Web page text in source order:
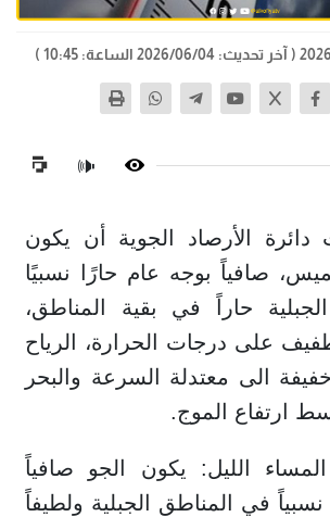
( آخر تحديث: 2026/06/04 الساعة: 10:45 )
🔊
دائرة الأرصاد الجوية أن يكون
صافياً بوجه عام حارًا نسبيًا
حاراً في بقية المناطق،
على درجات الحرارة، الرياح
الى معتدلة السرعة والبحر
ارتفاع الموج.
الليل: يكون الجو صافياً
نسبياً في المناطق الجبلية ولطيفاً